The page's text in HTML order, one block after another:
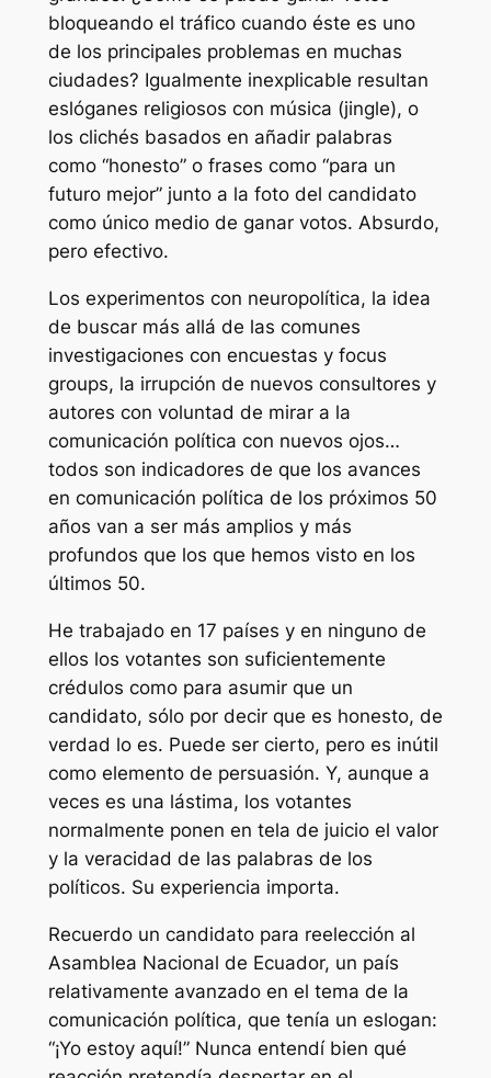
bloqueando el tráfico cuando éste es uno
de los principales problemas en muchas
ciudades? Igualmente inexplicable resultan
eslóganes religiosos con música (jingle), o
los clichés basados en añadir palabras
como “honesto” o frases como “para un
futuro mejor” junto a la foto del candidato
como único medio de ganar votos. Absurdo,
pero efectivo.
Los experimentos con neuropolítica, la idea
de buscar más allá de las comunes
investigaciones con encuestas y focus
groups, la irrupción de nuevos consultores y
autores con voluntad de mirar a la
comunicación política con nuevos ojos…
todos son indicadores de que los avances
en comunicación política de los próximos 50
años van a ser más amplios y más
profundos que los que hemos visto en los
últimos 50.
He trabajado en 17 países y en ninguno de
ellos los votantes son suficientemente
crédulos como para asumir que un
candidato, sólo por decir que es honesto, de
verdad lo es. Puede ser cierto, pero es inútil
como elemento de persuasión. Y, aunque a
veces es una lástima, los votantes
normalmente ponen en tela de juicio el valor
y la veracidad de las palabras de los
políticos. Su experiencia importa.
Recuerdo un candidato para reelección al
Asamblea Nacional de Ecuador, un país
relativamente avanzado en el tema de la
comunicación política, que tenía un eslogan:
“¡Yo estoy aquí!” Nunca entendí bien qué